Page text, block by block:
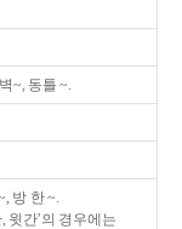
~, 동틀 ~.
방 한 ~.
윗간’의 경우에는